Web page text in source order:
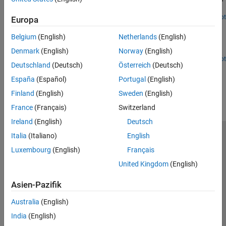
Since R2022b Open Live Script
Train DQN Agent for Beam Selection
Train a deep Q-network (DQN) reinforcement learning agent for
beam selection in a 5G new radio communications system.
Open Live Script
How useful was this information?
Europa
Belgium (English)
Denmark (English)
Deutschland (Deutsch)
España (Español)
Finland (English)
France (Français)
Ireland (English)
Italia (Italiano)
Luxembourg (English)
Netherlands(English)
Norway(English)
Österreich (Deutsch)
Portugal (English)
Sweden (English)
Switzerland
Deutsch
English
Français
United Kingdom(English)
Asien-Pazifik
Australia (English)
India (English)
Trust Center
Datenschutz-Richtlinien
Datendiebstahl verhindern
Status von Anwendungen
© 1994-2026 The MathWorks, Inc.